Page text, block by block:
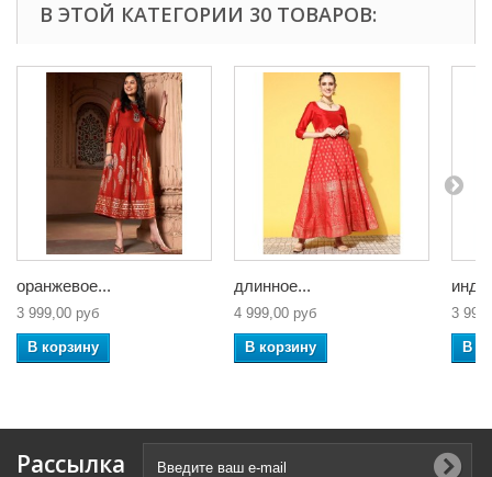
В ЭТОЙ КАТЕГОРИИ 30 ТОВАРОВ:
оранжевое...
3 999,00 руб
В корзину
длинное...
4 999,00 руб
В корзину
3
В
Рассылка